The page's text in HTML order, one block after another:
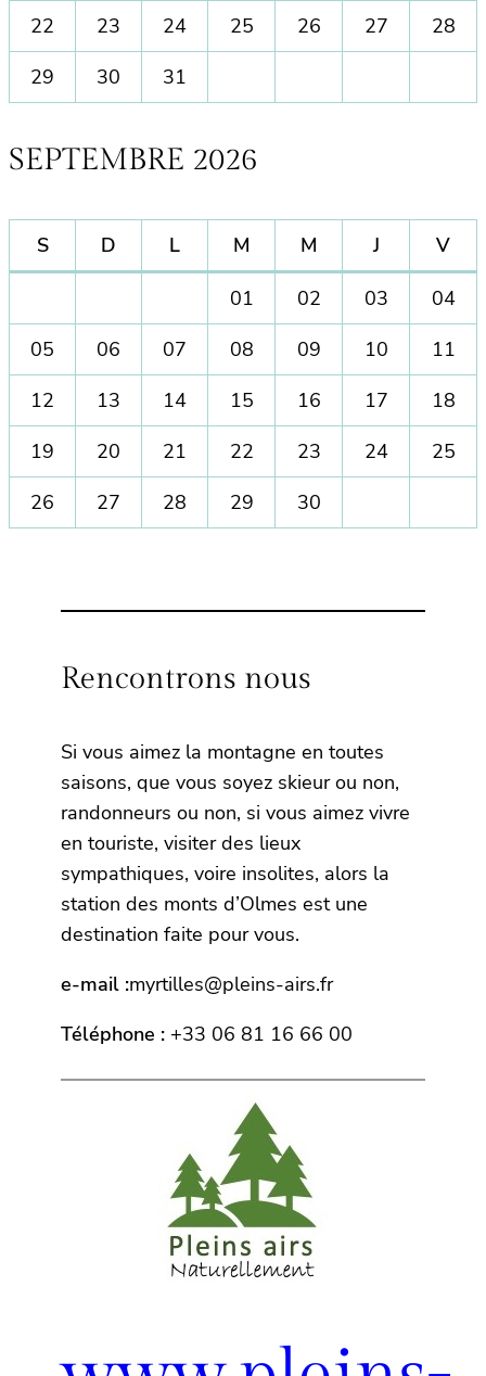
22
23 24 25 26 27
28
29
30 31
SEPTEMBRE 2026
S D L M M J V
01 02 03
04
05
06 07 08 09 10
11
12
13 14 15 16 17
18
19
20 21 22 23 24
25
26
27 28 29 30
Rencontrons nous
Si vous aimez la montagne en toutes
saisons, que vous soyez skieur ou non,
randonneurs ou non, si vous aimez vivre
en touriste, visiter des lieux
sympathiques, voire insolites, alors la
station des monts d’Olmes est une
destination faite pour vous.
e-mail :myrtilles@pleins-airs.fr
Téléphone : ‭+33 06 81 16 66 00‬